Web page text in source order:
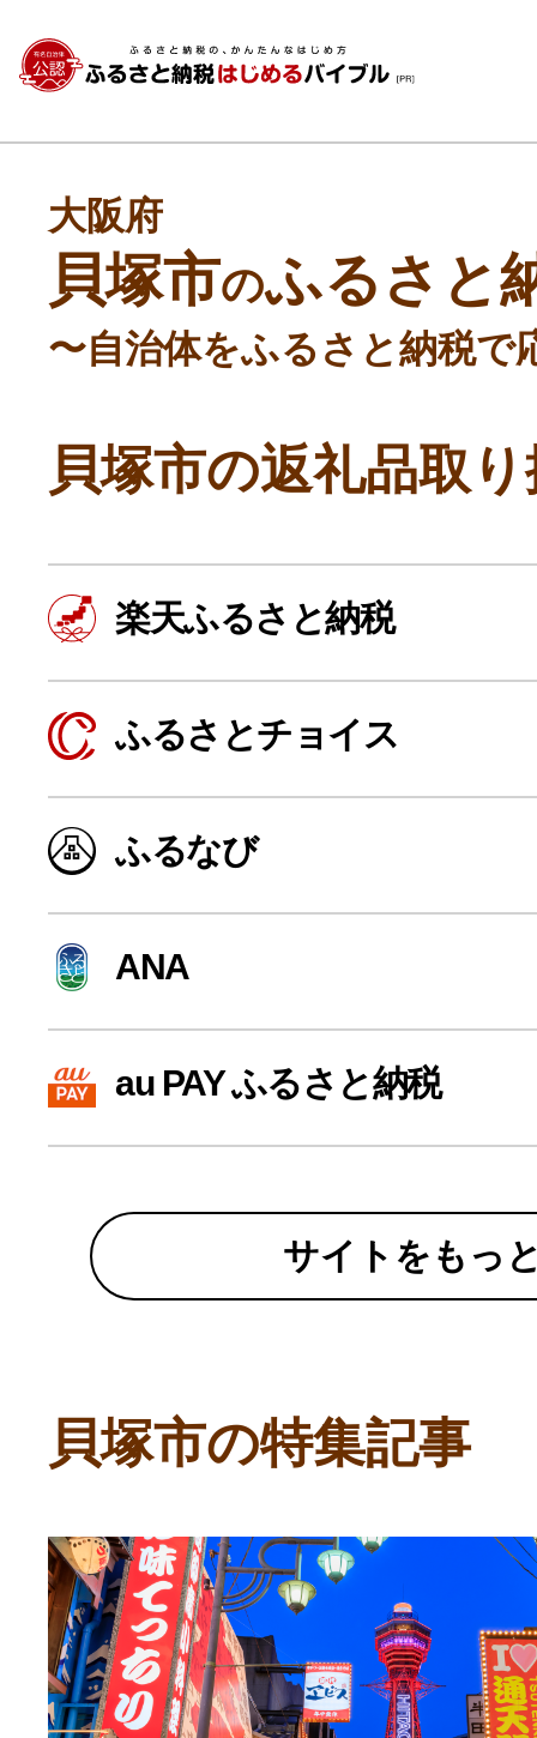
よく見られている返礼品
ふるさと納税徹底比較
寄付上限額シミュレーション
給与所得者版
副業・パラレルワーカー
個人事業・フリーランス
ふるさと納税の基礎知識
10秒ぴったり診断
大阪府
貝塚市のふるさと
〜自治体をふるさと納税で
貝塚市の返礼品取
楽天ふるさと納税
ふるさとチョイス
ふるなび
ANA
au PAY ふるさと納税
サイトをもっ
貝塚市の特集記事